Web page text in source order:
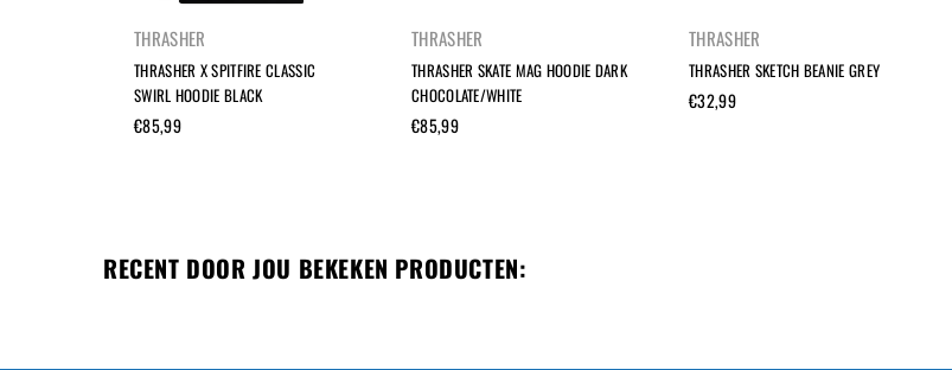
THRASHER
THRASHER X SPITFIRE CLASSIC
SWIRL HOODIE BLACK
Normale
€85,99
THRASHER
THRASHER SKATE MAG HOODIE DARK
CHOCOLATE/WHITE
Normale
€85,99
THRASHER
THRASHER SKETCH BEANIE GREY
Normale
€32,99
RECENT DOOR JOU BEKEKEN PRODUCTEN: